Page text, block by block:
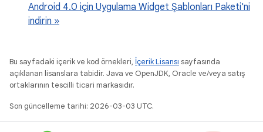
Android 4.0 için Uygulama Widget Şablonları Paketi'ni
indirin »
Bu sayfadaki içerik ve kod örnekleri, İçerik Lisansı sayfasında
açıklanan lisanslara tabidir. Java ve OpenJDK, Oracle ve/veya satış
ortaklarının tescilli ticari markasıdır.
Son güncelleme tarihi: 2026-03-03 UTC.